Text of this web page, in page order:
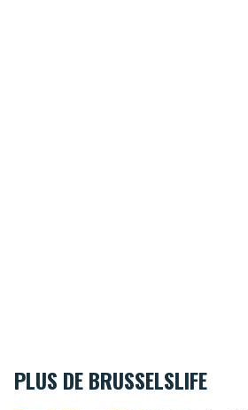
PLUS DE BRUSSELSLIFE